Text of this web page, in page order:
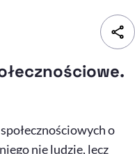
o
nie ludzie, lecz